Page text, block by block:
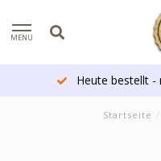
MENU
Heute bestellt -
Startseite /